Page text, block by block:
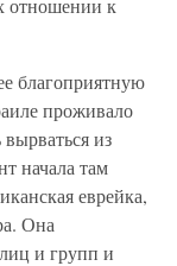
отношении к
благоприятную
проживало
из
начала там
еврейка,
Она
и групп и